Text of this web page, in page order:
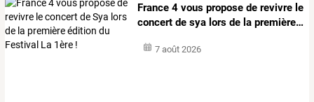
France 4 vous propose de revivre le
concert de sya lors de la première…
7 août 2026